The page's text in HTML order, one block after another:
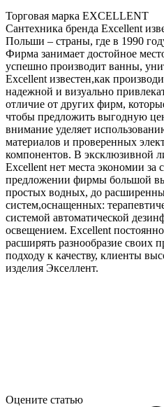
Торговая марка EXCELLENT
Сантехника бренда Excellent
Польши – страны, где в 1990
Фирма занимает достойное
успешно производит ванны,
Excellent известен,как
надежной и визуально
отличие от других фирм,
чтобы предложить выгодную
внимание уделяет
материалов и проверенных
компонентов. В эксклюзивной
Excellent нет места экономии за
предложении фирмы большой
простых водных, до
систем,оснащенных:
системой автоматической
освещением. Excellent
расширять разнообразие своих
подходу к качеству, клиенты
изделия Экселлент.
Оцените статью